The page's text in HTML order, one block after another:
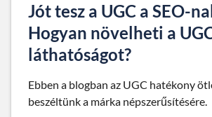
Jót tesz a UGC a SEO-
Hogyan növelheti a
láthatóságot?
Ebben a blogban az UGC hatékony
beszéltünk a márka népszerűsítésére.